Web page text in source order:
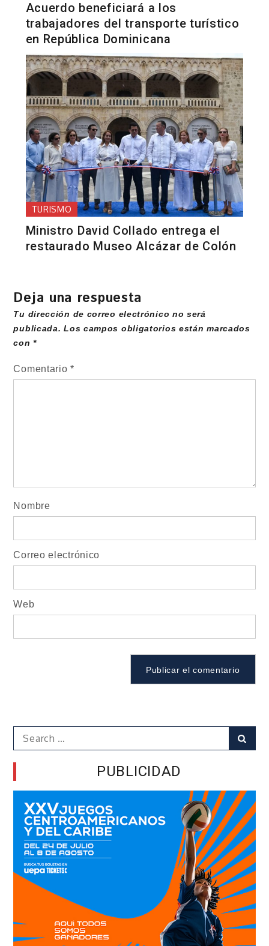
Acuerdo beneficiará a los
trabajadores del transporte turístico
en República Dominicana
TURISMO
Ministro David Collado entrega el
restaurado Museo Alcázar de Colón
Deja una respuesta
Tu dirección de correo electrónico no será
publicada. Los campos obligatorios están marcados
con*
Comentario*
Nombre
Correo electrónico
Web
Search
for:
PUBLICIDAD